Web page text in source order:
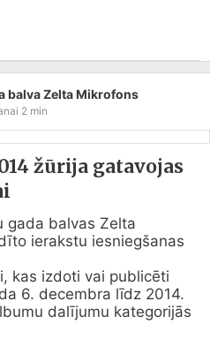
balva Zelta Mikrofons
2 min
žūrija gatavojas
gada balvas Zelta
ierakstu iesniegšanas
kas izdoti vai publicēti
6. decembra līdz 2014.
dalījumu kategorijās